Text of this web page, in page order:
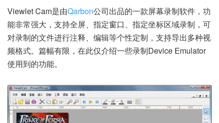
Viewlet Cam是由Qarbon公司出品的一款屏幕录制软件，功
能非常强大，支持全屏、指定窗口、指定坐标区域录制，可
对录制的文件进行注释、编辑等个性定制，支持导出多种视
频格式。篇幅有限，在此仅介绍一些录制Device Emulator
使用到的功能。